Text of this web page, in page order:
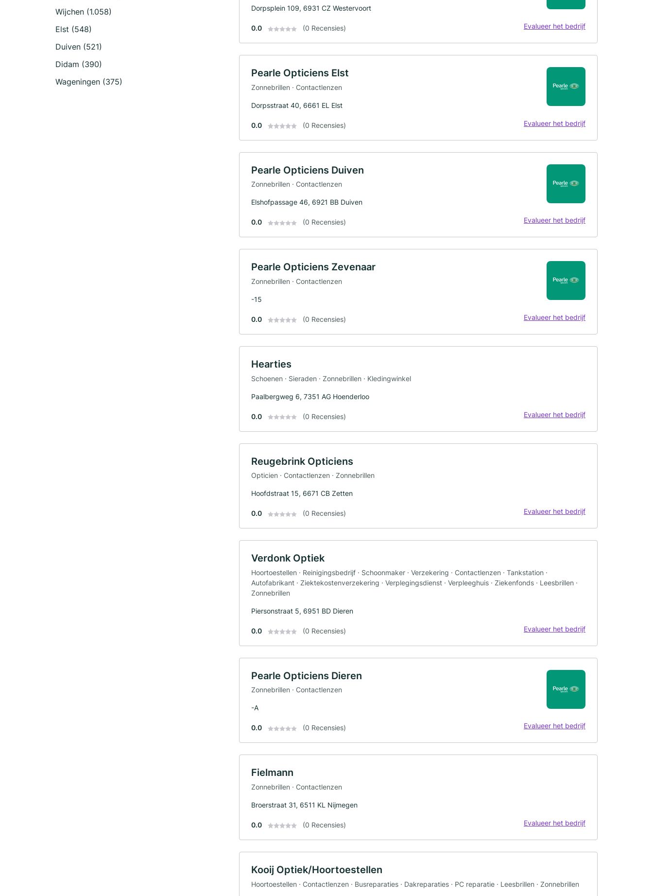
Wijchen (1.058)
Elst (548)
Duiven (521)
Didam (390)
Wageningen (375)
Dorpsplein 109, 6931 CZ Westervoort
0.0 (0 Recensies) Evalueer het bedrijf
Pearle Opticiens Elst
Zonnebrillen · Contactlenzen
Dorpsstraat 40, 6661 EL Elst
0.0 (0 Recensies) Evalueer het bedrijf
Pearle Opticiens Duiven
Zonnebrillen · Contactlenzen
Elshofpassage 46, 6921 BB Duiven
0.0 (0 Recensies) Evalueer het bedrijf
Pearle Opticiens Zevenaar
Zonnebrillen · Contactlenzen
-15
0.0 (0 Recensies) Evalueer het bedrijf
Hearties
Schoenen · Sieraden · Zonnebrillen · Kledingwinkel
Paalbergweg 6, 7351 AG Hoenderloo
0.0 (0 Recensies) Evalueer het bedrijf
Reugebrink Opticiens
Opticien · Contactlenzen · Zonnebrillen
Hoofdstraat 15, 6671 CB Zetten
0.0 (0 Recensies) Evalueer het bedrijf
Verdonk Optiek
Hoortoestellen · Reinigingsbedrijf · Schoonmaker · Verzekering · Contactlenzen · Tankstation ·
Autofabrikant · Ziektekostenverzekering · Verplegingsdienst · Verpleeghuis · Ziekenfonds · Leesbrillen ·
Zonnebrillen
Piersonstraat 5, 6951 BD Dieren
0.0 (0 Recensies) Evalueer het bedrijf
Pearle Opticiens Dieren
Zonnebrillen · Contactlenzen
-A
0.0 (0 Recensies) Evalueer het bedrijf
Fielmann
Zonnebrillen · Contactlenzen
Broerstraat 31, 6511 KL Nijmegen
0.0 (0 Recensies) Evalueer het bedrijf
Kooij Optiek/Hoortoestellen
Hoortoestellen · Contactlenzen · Busreparaties · Dakreparaties · PC reparatie · Leesbrillen · Zonnebrillen